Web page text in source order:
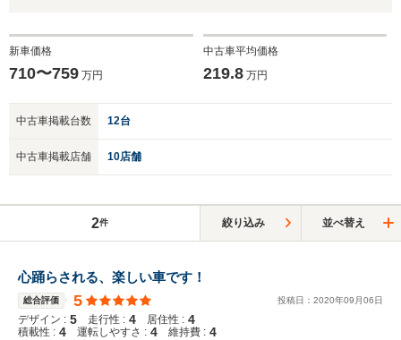
新車価格
710〜759 万円
中古車平均価格
219.8万円
中古車掲載台数 12台
中古車掲載店舗 10店舗
2件 絞り込み 並べ替え
心踊らされる、楽しい車です！
総合評価 5 投稿日： 2020年09 月06日
デザイン : 5 走行性 : 4 居住性 : 4
積載性 : 4 運転しやすさ : 4 維持費 : 4